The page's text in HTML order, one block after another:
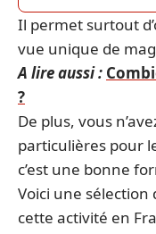
Il permet surtout
vue unique de
A lire aussi :
?
De plus, vous
particulières pour
c’est une bonne
Voici une sélection
cette activité en